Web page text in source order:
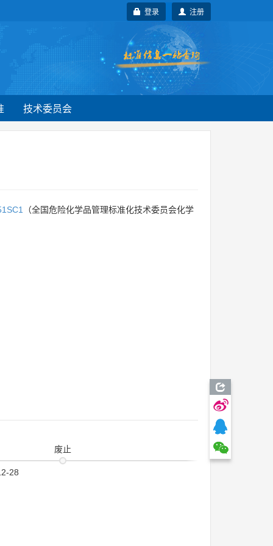
注册
登录
技术委员会
（全国危险化学品管理标准化技术委员会化学
28
废止